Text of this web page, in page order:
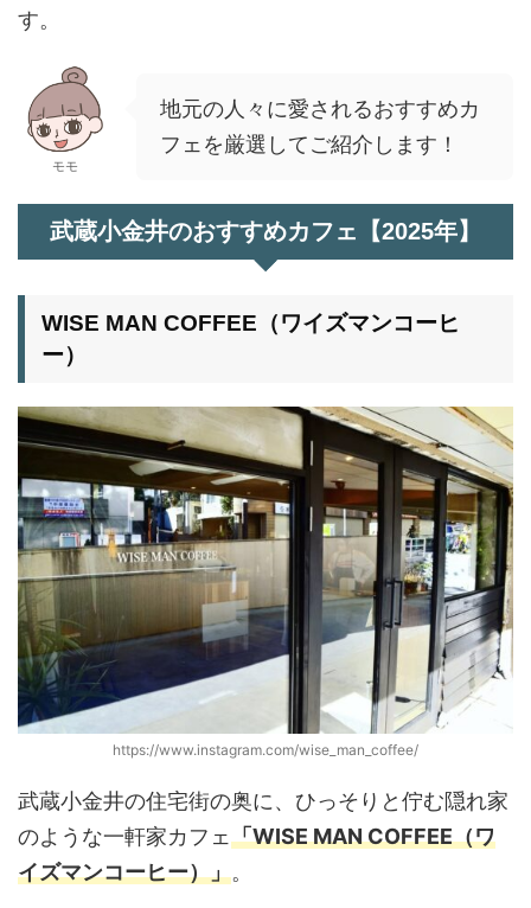
す。
モモ
地元の人々に愛されるおすすめカ
フェを厳選してご紹介します！
武蔵小金井のおすすめカフェ【2025年】
WISE MAN COFFEE（ワイズマンコーヒ
ー）
https://www.instagram.com/wise_man_coffee/
武蔵小金井の住宅街の奥に、ひっそりと佇む隠れ家
のような一軒家カフェ「WISE MAN COFFEE（ワ
イズマンコーヒー）」。